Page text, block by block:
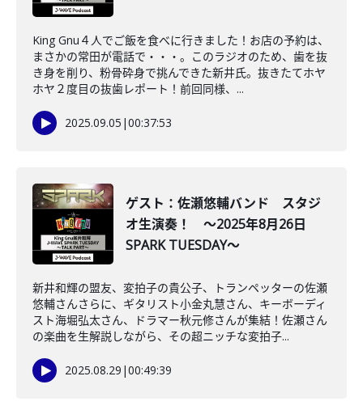
King Gnu４人でご飯を食べに行きました！お店の予約は、
まさかの常田が電話で・・・。このラジオのため、歯を抜
き身を削り、粉骨砕身で挑んできた新井氏。抜きたてホヤ
ホヤ２度目の抜歯レポート！前回同様、...
2025.09.05 |00:37:53
ゲスト：佐瀬悠輔バンド スタジ
オ生演奏！ ～2025年8月26日
SPARK TUESDAY～
新井和輝の盟友、変拍子の貴公子、トランペッターの佐瀬
悠輔さんさらに、ギタリスト小金丸慧さん、キーボーディ
スト海堀弘太さん、ドラマー秋元修さんが集結！佐瀬さん
の楽曲を生解説しながら、その超ニッチな変拍子...
2025.08.29 |00:49:39